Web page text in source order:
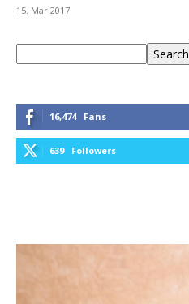
15. Mar 2017
Search
16,474 Fans
639 Followers